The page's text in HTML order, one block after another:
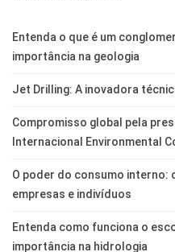
Entenda o que é um
importância na geologia
Jet Drilling: A inovadora
Compromisso global pela
Internacional Environmental
O poder do consumo interno:
empresas e indivíduos
Entenda como funciona o
importância na hidrologia